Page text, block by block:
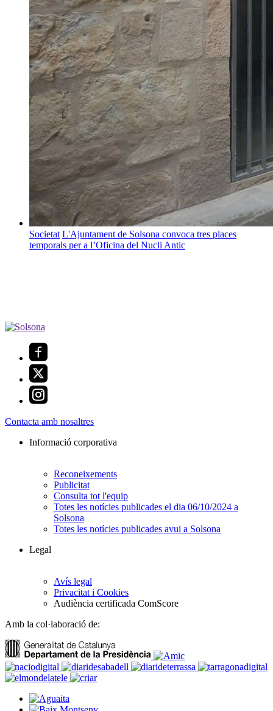
Societat L'Ajuntament de Solsona convoca tres places
temporals per a l’Oficina del Nucli Antic
Contacta amb nosaltres
Informació corporativa
Reconeixements
Publicitat
Consulta tot l'equip
Totes les notícies publicades el dia 06/10/2024 a
Solsona
Totes les notícies publicades avui a Solsona
Legal
Avís legal
Privacitat i Cookies
Audiència certificada ComScore
Amb la col·laboració de: